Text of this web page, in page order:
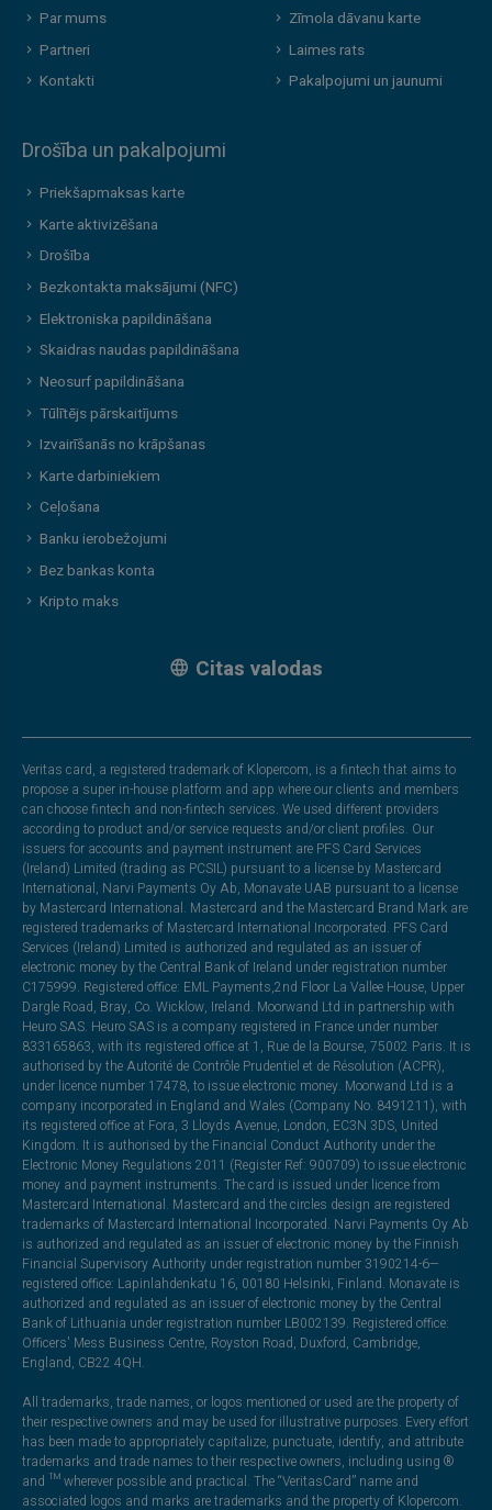
Par mums
Partneri
Kontakti
Zīmola dāvanu karte
Laimes rats
Pakalpojumi un jaunumi
Drošība un pakalpojumi
Priekšapmaksas karte
Karte aktivizēšana
Drošība
Bezkontakta maksājumi (NFC)
Elektroniska papildināšana
Skaidras naudas papildināšana
Neosurf papildināšana
Tūlītējs pārskaitījums
Izvairīšanās no krāpšanas
Karte darbiniekiem
Ceļošana
Banku ierobežojumi
Bez bankas konta
Kripto maks
Citas valodas
Veritas card, a registered trademark of Klopercom, is a fintech that aims to
propose a super in-house platform and app where our clients and members
can choose fintech and non-fintech services. We used different providers
according to product and/or service requests and/or client profiles. Our
issuers for accounts and payment instrument are PFS Card Services
(Ireland) Limited (trading as PCSIL) pursuant to a license by Mastercard
International, Narvi Payments Oy Ab, Monavate UAB pursuant to a license
by Mastercard International. Mastercard and the Mastercard Brand Mark are
registered trademarks of Mastercard International Incorporated. PFS Card
Services (Ireland) Limited is authorized and regulated as an issuer of
electronic money by the Central Bank of Ireland under registration number
C175999. Registered office: EML Payments,2nd Floor La Vallee House, Upper
Dargle Road, Bray, Co. Wicklow, Ireland. Moorwand Ltd in partnership with
Heuro SAS. Heuro SAS is a company registered in France under number
833165863, with its registered office at 1, Rue de la Bourse, 75002 Paris. It is
authorised by the Autorité de Contrôle Prudentiel et de Résolution (ACPR),
under licence number 17478, to issue electronic money. Moorwand Ltd is a
company incorporated in England and Wales (Company No. 8491211), with
its registered office at Fora, 3 Lloyds Avenue, London, EC3N 3DS, United
Kingdom. It is authorised by the Financial Conduct Authority under the
Electronic Money Regulations 2011 (Register Ref: 900709) to issue electronic
money and payment instruments. The card is issued under licence from
Mastercard International. Mastercard and the circles design are registered
trademarks of Mastercard International Incorporated. Narvi Payments Oy Ab
is authorized and regulated as an issuer of electronic money by the Finnish
Financial Supervisory Authority under registration number 3190214-6—
registered office: Lapinlahdenkatu 16, 00180 Helsinki, Finland. Monavate is
authorized and regulated as an issuer of electronic money by the Central
Bank of Lithuania under registration number LB002139. Registered office:
Officers' Mess Business Centre, Royston Road, Duxford, Cambridge,
England, CB22 4QH.
All trademarks, trade names, or logos mentioned or used are the property of
their respective owners and may be used for illustrative purposes. Every effort
has been made to appropriately capitalize, punctuate, identify, and attribute
trademarks and trade names to their respective owners, including using ®
and ™ wherever possible and practical. The “VeritasCard” name and
associated logos and marks are trademarks and the property of Klopercom.